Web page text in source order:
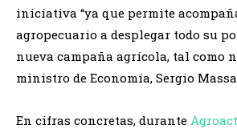
iniciativa “ya que permite
agropecuario a desplegar todo su
nueva campaña agrícola, tal como
ministro de Economía, Sergio
En cifras concretas, durante